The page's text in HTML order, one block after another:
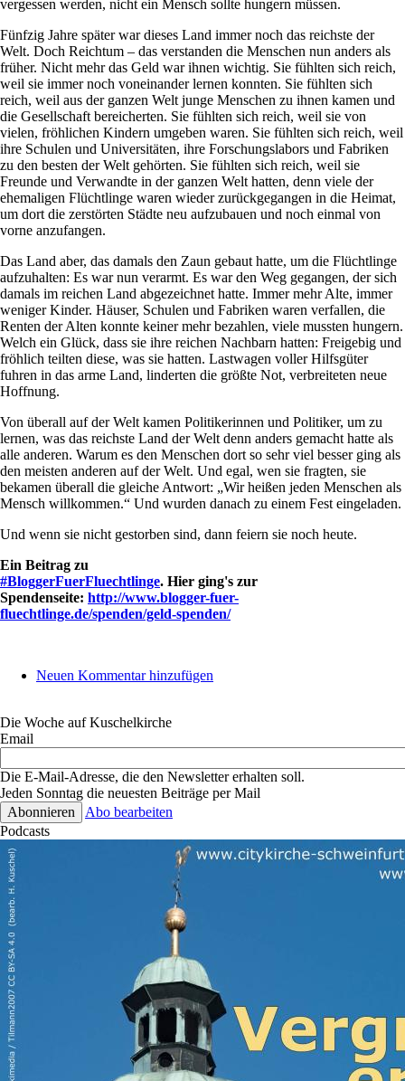
vergessen werden, nicht ein Mensch sollte hungern müssen.
Fünfzig Jahre später war dieses Land immer noch das reichste der
Welt. Doch Reichtum – das verstanden die Menschen nun anders als
früher. Nicht mehr das Geld war ihnen wichtig. Sie fühlten sich reich,
weil sie immer noch voneinander lernen konnten. Sie fühlten sich
reich, weil aus der ganzen Welt junge Menschen zu ihnen kamen und
die Gesellschaft bereicherten. Sie fühlten sich reich, weil sie von
vielen, fröhlichen Kindern umgeben waren. Sie fühlten sich reich, weil
ihre Schulen und Universitäten, ihre Forschungslabors und Fabriken
zu den besten der Welt gehörten. Sie fühlten sich reich, weil sie
Freunde und Verwandte in der ganzen Welt hatten, denn viele der
ehemaligen Flüchtlinge waren wieder zurückgegangen in die Heimat,
um dort die zerstörten Städte neu aufzubauen und noch einmal von
vorne anzufangen.
Das Land aber, das damals den Zaun gebaut hatte, um die Flüchtlinge
aufzuhalten: Es war nun verarmt. Es war den Weg gegangen, der sich
damals im reichen Land abgezeichnet hatte. Immer mehr Alte, immer
weniger Kinder. Häuser, Schulen und Fabriken waren verfallen, die
Renten der Alten konnte keiner mehr bezahlen, viele mussten hungern.
Welch ein Glück, dass sie ihre reichen Nachbarn hatten: Freigebig und
fröhlich teilten diese, was sie hatten. Lastwagen voller Hilfsgüter
fuhren in das arme Land, linderten die größte Not, verbreiteten neue
Hoffnung.
Von überall auf der Welt kamen Politikerinnen und Politiker, um zu
lernen, was das reichste Land der Welt denn anders gemacht hatte als
alle anderen. Warum es den Menschen dort so sehr viel besser ging als
den meisten anderen auf der Welt. Und egal, wen sie fragten, sie
bekamen überall die gleiche Antwort: „Wir heißen jeden Menschen als
Mensch willkommen.“ Und wurden danach zu einem Fest eingeladen.
Und wenn sie nicht gestorben sind, dann feiern sie noch heute.
Ein Beitrag zu
#BloggerFuerFluechtlinge. Hier ging's zur
Spendenseite: http://www.blogger-fuer-
fluechtlinge.de/spenden/geld-spenden/
Neuen Kommentar hinzufügen
Die Woche auf Kuschelkirche
Email
Die E-Mail-Adresse, die den Newsletter erhalten soll.
Jeden Sonntag die neuesten Beiträge per Mail
Abo bearbeiten
Podcasts